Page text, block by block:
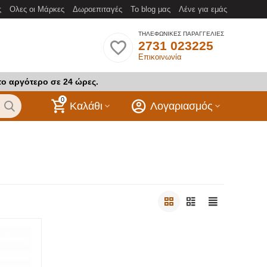
Ολες οι Μάρκες Δωροεπιταγές Το blog μας Λένε για εμάς
ΤΗΛΕΦΩΝΙΚΕΣ ΠΑΡΑΓΓΕΛΙΕΣ
2731 023225
Επικοινωνία
αργότερο σε 24 ώρες.
Λογαριασμός
0
Καλάθι